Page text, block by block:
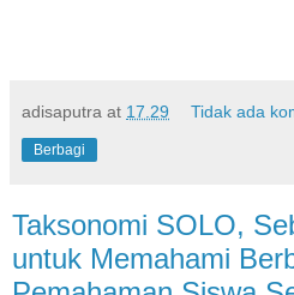
adisaputra at 17.29 Tidak ada
Berbagi
Taksonomi SOLO,
untuk Memahami